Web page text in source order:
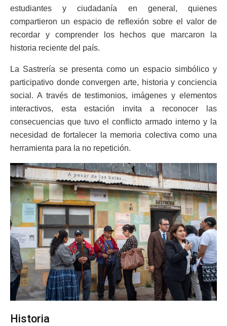
estudiantes y ciudadanía en general, quienes
compartieron un espacio de reflexión sobre el valor de
recordar y comprender los hechos que marcaron la
historia reciente del país.
La Sastrería se presenta como un espacio simbólico y
participativo donde convergen arte, historia y conciencia
social. A través de testimonios, imágenes y elementos
interactivos, esta estación invita a reconocer las
consecuencias que tuvo el conflicto armado interno y la
necesidad de fortalecer la memoria colectiva como una
herramienta para la no repetición.
Historia